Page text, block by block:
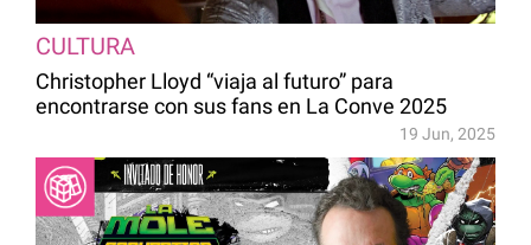
CULTURA
Christopher Lloyd “viaja al futuro” para
encontrarse con sus fans en La Conve 2025
19 Jun, 2025